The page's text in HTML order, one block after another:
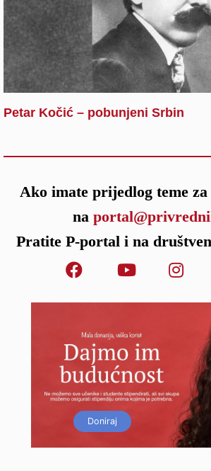
Petar Kočić – pobunjeni Srbin
Ako imate prijedlog teme za
na
Pratite P-portal i na
Doniraj